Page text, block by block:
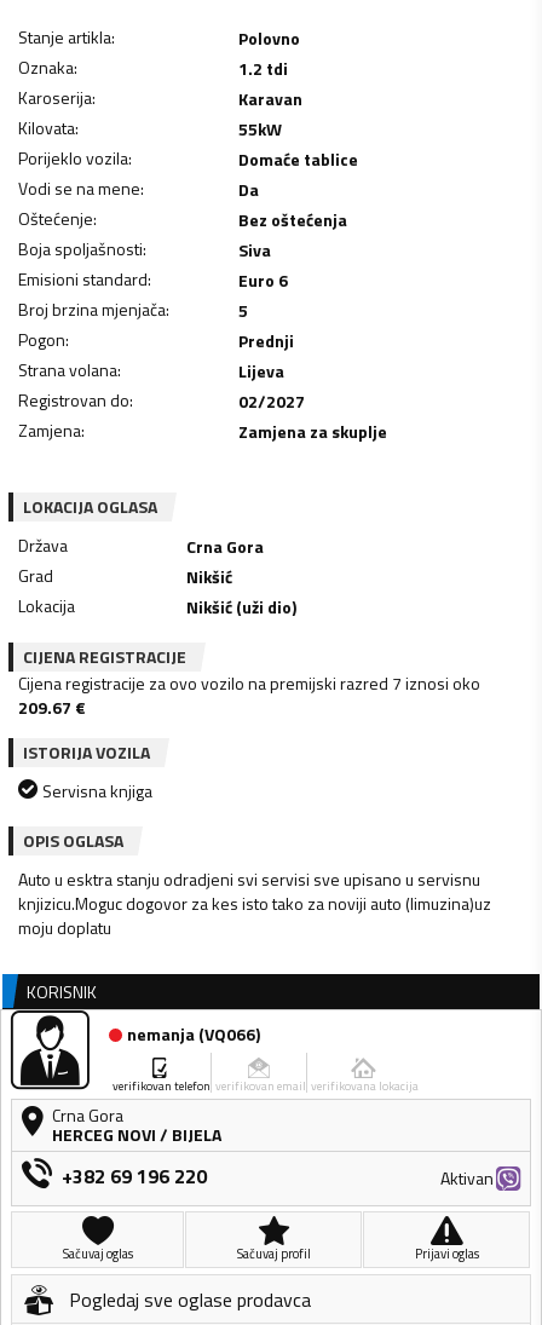
Stanje artikla:
Polovno
Oznaka:
1.2 tdi
Karoserija:
Karavan
Kilovata: 55kW
Porijeklo vozila:
Domaće tablice
Vodi se na mene:
Da
Oštećenje:
Bez oštećenja
Boja spoljašnosti:
Siva
Emisioni standard:
Euro 6
Broj brzina mjenjača:
5
Pogon:
Prednji
Strana volana:
Lijeva
Registrovan do:
02/2027
Zamjena: Zamjena za skuplje
LOKACIJA OGLASA
Država
Crna Gora
Grad
Nikšić
Lokacija
Nikšić (uži dio)
CIJENA REGISTRACIJE
Cijena registracije za ovo vozilo na premijski razred 7 iznosi oko
209.67 €
ISTORIJA VOZILA
Servisna knjiga
OPIS OGLASA
Auto u esktra stanju odradjeni svi servisi sve upisano u servisnu
knjizicu.Moguc dogovor za kes isto tako za noviji auto (limuzina)uz
moju doplatu
KORISNIK
nemanja(VQ066)
verifikovan telefon verifikovan email verifikovana lokacija
Crna Gora
HERCEG NOVI/ BIJELA
+382 69 196 220 Aktivan
Sačuvaj oglas Sačuvaj profil Prijavi oglas
Pogledaj sve oglase prodavca